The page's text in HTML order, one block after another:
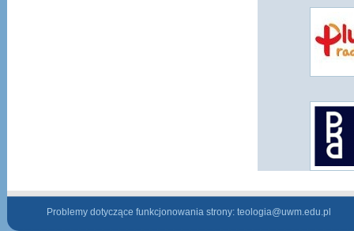
Problemy dotyczące funkcjonowania strony: teologia@uwm.edu.pl